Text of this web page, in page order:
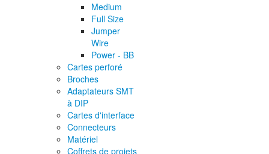
Medium
Full Size
Jumper
Wire
Power - BB
Cartes perforé
Broches
Adaptateurs SMT
à DIP
Cartes d'interface
Connecteurs
Matériel
Coffrets de projets